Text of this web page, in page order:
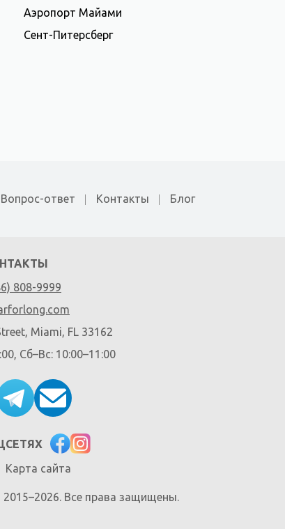
Аэропорт Майами
Сент-Питерсберг
Вопрос-ответ Контакты Блог
808-9999
Miami, FL 33162
Сб–Вс: 10:00–11:00
Карта сайта
Все права защищены.